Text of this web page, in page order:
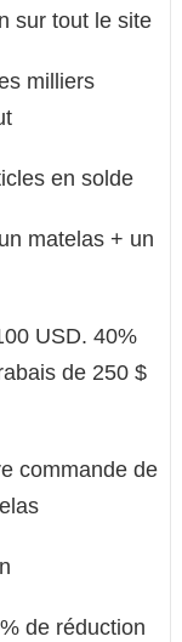
sur tout le site
milliers
en solde
matelas + un
USD. 40%
de 250 $
commande de
de réduction